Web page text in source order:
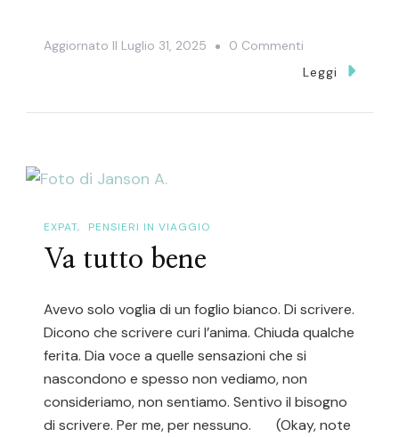
Aggiornato Il Luglio 31, 2025 0 Commenti
ILeggi
EXPAT PENSIERI IN VIAGGIO
Va tutto bene
Avevo solo voglia di un foglio bianco. Di scrivere.
Dicono che scrivere curi l’anima. Chiuda qualche
ferita. Dia voce a quelle sensazioni che si
nascondono e spesso non vediamo, non
consideriamo, non sentiamo. Sentivo il bisogno
di scrivere. Per me, per nessuno. (Okay, note